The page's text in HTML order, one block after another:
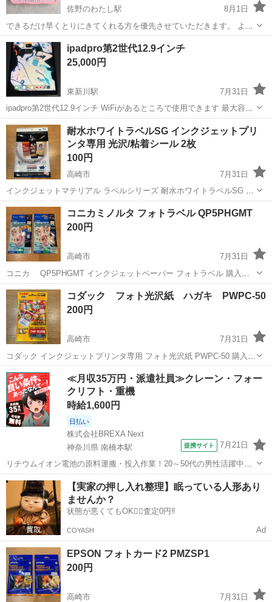
佐野のわたし駅
8月1日
できるだけ早くとりにきてくれる方を優先させていただきます。 よろ
しくおねがいします。 【商品詳細】 型番：Kids20 画面サイズ：7イン
チ カラー：ピンク 容量：32GB 付属品：外箱、専用シリコンケース、
電源アダプタ...
群馬 高崎市 佐野のわたし駅 タブレットPC
ipadpro第2世代12.9インチ
25,000円
東新川駅
7月31日
ipadpro第2世代12.9インチ WiFiがあるところで使用できます 最大容量
85% 79％以下がバッテリー劣化の基準値になります。劣化もなく正常
な状態です バッテリー以外でも、機械的な問題はございませんでし
た。 ...
群馬 桐生市 東新川駅
耐水ホワイトラベルSG インクジェットプリ
ンタ専用 光沢/粘着シール 2枚
100円
高崎市
7月31日
インクジェットマテリアル ラベルシリーズ 耐水ホワイトラベルSG A4
IJMA4-01 購入価格: 960円 随分前に購入したものです。 枚数確認した
ところ２枚でした。 申し訳ございませんが こちらのみでのお取引はお
受...
群馬 高崎市 インクジェットプリンタ
コニカミノルタ フォトラベル QP5PHGMT
200円
高崎市
7月31日
コニカ QP5PHGMT インクジェットペーパー フォトラベル 購入価
格320円 随分前に購入したものです。 枚数確認のため開封しました。
1点は未使用（６枚）、もう一点は５枚入っており 合計11枚です。 申
し訳ござい...
群馬 高崎市 OA用品 コニカミノルタ
コダック フォト光沢紙 ハガキ PWPC-50
200円
高崎市
7月31日
コダック インクジェットプリンタ専用 フォト光沢紙 PWPC-50 購入価
格: 540円 随分前に購入したものです。 改めて枚数確認したところ41
枚でした。 申し訳ございませんが こちらのみでのお取引はお受けでき
ません。...
群馬 高崎市 OA用品 インクジェットプリンタ
≪月収35万円・派遣社員≫クレーン・フォー
クリフト・重機
時給1,600円
日払い
株式会社BREXA Next
神奈川県 南橋本駅
提携サイト 7月21日
リチウムイオン電池の原料運搬・投入作業！20～50代の男性活躍中★
ワンルーム寮完備！赴任旅費会社負担！年間休日130日★フォークリフ
ト免許お持ちの方、活躍中！就業先食堂利用可★《神奈川県相模原
市》 人気の工場のお仕事 ◇電...
神奈川 相模原市 南橋本駅 その他
【実家の押し入れ整理】眠っている人形あり
ませんか？
状態が悪くてもOK🙆‍♀️査定0円‼️
COYASH Ad
EPSON フォトカード2 PMZSP1
200円
高崎市
7月31日